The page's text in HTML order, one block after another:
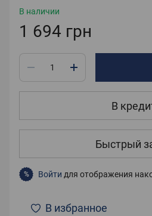
В наличии
1 694 грн
В
Быстрый
% Войти для отображения
В избранное